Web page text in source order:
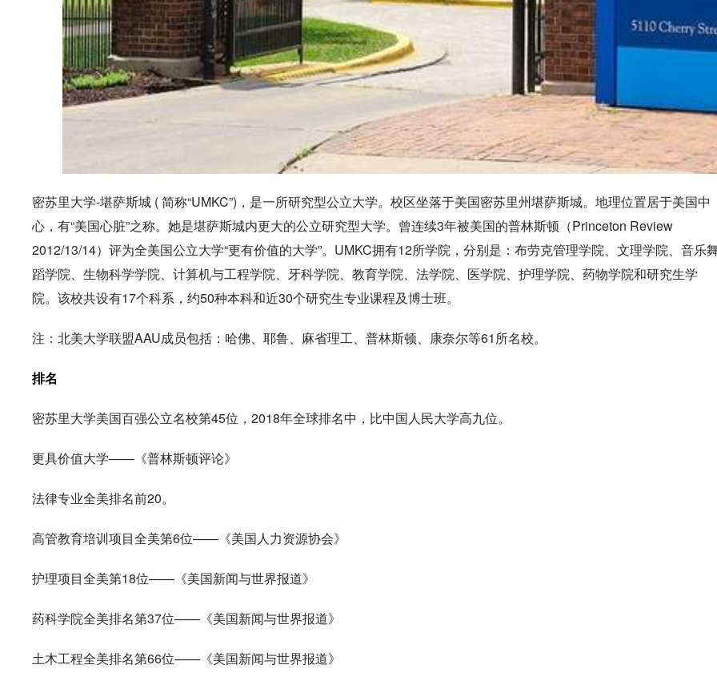
密苏里大学-堪萨斯城 ( 简称“UMKC”)，是一所研究型公立大学。校区坐落于美国密苏里州堪萨斯城。地理位置居于美国中
心，有“美国心脏”之称。她是堪萨斯城内更大的公立研究型大学。曾连续3年被美国的普林斯顿（Princeton Review
2012/13/14）评为全美国公立大学“更有价值的大学”。UMKC拥有12所学院，分别是：布劳克管理学院、文理学院、音乐
蹈学院、生物科学学院、计算机与工程学院、牙科学院、教育学院、法学院、医学院、护理学院、药物学院和研究生学
院。该校共设有17个科系，约50种本科和近30个研究生专业课程及博士班。
注：北美大学联盟AAU成员包括：哈佛、耶鲁、麻省理工、普林斯顿、康奈尔等61所名校。
排名
密苏里大学美国百强公立名校第45位，2018年全球排名中，比中国人民大学高九位。
更具价值大学——《普林斯顿评论》
法律专业全美排名前20。
高管教育培训项目全美第6位——《美国人力资源协会》
护理项目全美第18位——《美国新闻与世界报道》
药科学院全美排名第37位——《美国新闻与世界报道》
土木工程全美排名第66位——《美国新闻与世界报道》